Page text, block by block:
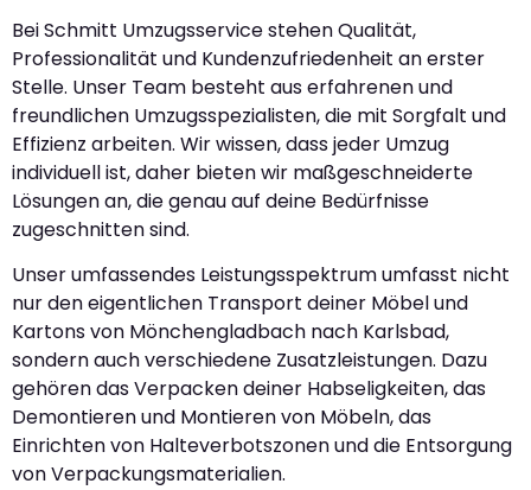
Bei Schmitt Umzugsservice stehen Qualität,
Professionalität und Kundenzufriedenheit an erster
Stelle. Unser Team besteht aus erfahrenen und
freundlichen Umzugsspezialisten, die mit Sorgfalt und
Effizienz arbeiten. Wir wissen, dass jeder Umzug
individuell ist, daher bieten wir maßgeschneiderte
Lösungen an, die genau auf deine Bedürfnisse
zugeschnitten sind.
Unser umfassendes Leistungsspektrum umfasst nicht
nur den eigentlichen Transport deiner Möbel und
Kartons von Mönchengladbach nach Karlsbad,
sondern auch verschiedene Zusatzleistungen. Dazu
gehören das Verpacken deiner Habseligkeiten, das
Demontieren und Montieren von Möbeln, das
Einrichten von Halteverbotszonen und die Entsorgung
von Verpackungsmaterialien.